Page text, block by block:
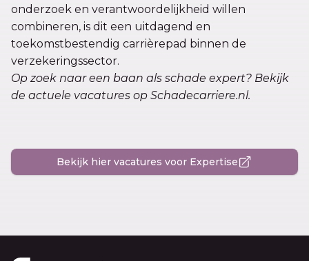
onderzoek en verantwoordelijkheid willen
combineren, is dit een uitdagend en
toekomstbestendig carrièrepad binnen de
verzekeringssector.
Op zoek naar een baan als schade expert? Bekijk
de actuele vacatures op Schadecarriere.nl.
Bekijk hier vacatures voor Expertise